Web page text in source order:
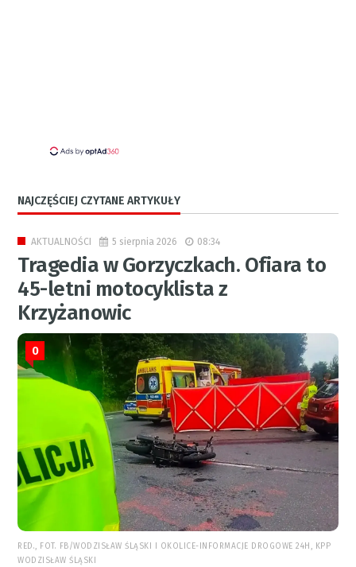
NAJCZĘŚCIEJ CZYTANE ARTYKUŁY
AKTUALNOŚCI 5 sierpnia 2026 08:34
Tragedia w Gorzyczkach. Ofiara to
45-letni motocyklista z
Krzyżanowic
0
RED., FOT. FB/WODZISŁAW ŚLĄSKI I OKOLICE-INFORMACJE DROGOWE 24H, KPP
WODZISŁAW ŚLĄSKI